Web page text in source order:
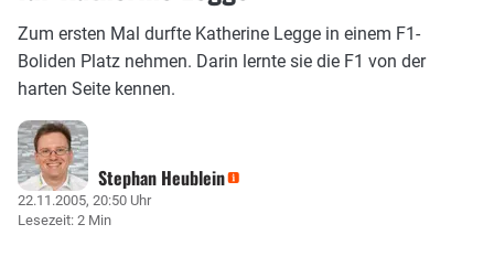
Zum ersten Mal durfte Katherine Legge in einem F1-
Boliden Platz nehmen. Darin lernte sie die F1 von der
harten Seite kennen.
Stephan Heublein
22.11.2005, 20:50 Uhr
Lesezeit: 2 Min